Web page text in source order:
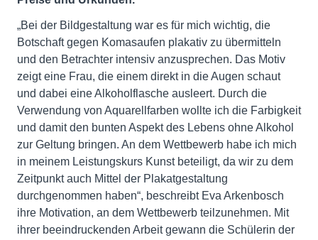
„Bei der Bildgestaltung war es für mich wichtig, die
Botschaft gegen Komasaufen plakativ zu übermitteln
und den Betrachter intensiv anzusprechen. Das Motiv
zeigt eine Frau, die einem direkt in die Augen schaut
und dabei eine Alkoholflasche ausleert. Durch die
Verwendung von Aquarellfarben wollte ich die Farbigkeit
und damit den bunten Aspekt des Lebens ohne Alkohol
zur Geltung bringen. An dem Wettbewerb habe ich mich
in meinem Leistungskurs Kunst beteiligt, da wir zu dem
Zeitpunkt auch Mittel der Plakatgestaltung
durchgenommen haben“, beschreibt Eva Arkenbosch
ihre Motivation, an dem Wettbewerb teilzunehmen. Mit
ihrer beeindruckenden Arbeit gewann die Schülerin der